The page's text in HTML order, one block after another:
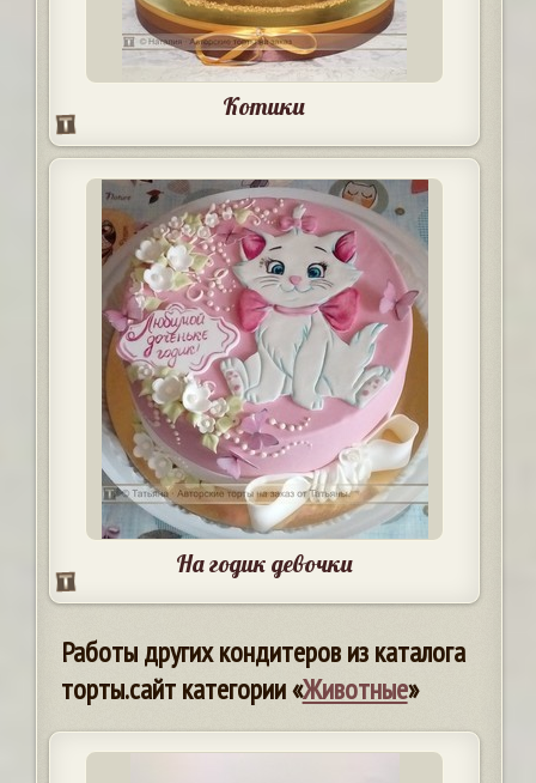
Котики
На годик девочки
Работы других кондитеров из каталога
торты.сайт категории «Животные»